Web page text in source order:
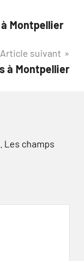
Montpellier
Article suivant
à Montpellier
Les champs